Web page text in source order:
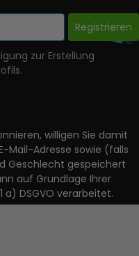
Registrieren
zur Erstellung
willigen Sie damit
Mail-Adresse sowie (falls
Geschlecht gespeichert
auf Grundlage Ihrer
a) DSGVO verarbeitet.